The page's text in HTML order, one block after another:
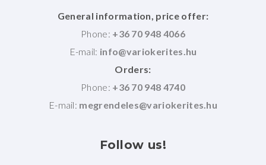
General information, price offer:
Phone: +36 70 948 4066
E-mail:
Orders:
Phone: +36 70 948 4740
E-mail:
Follow us!